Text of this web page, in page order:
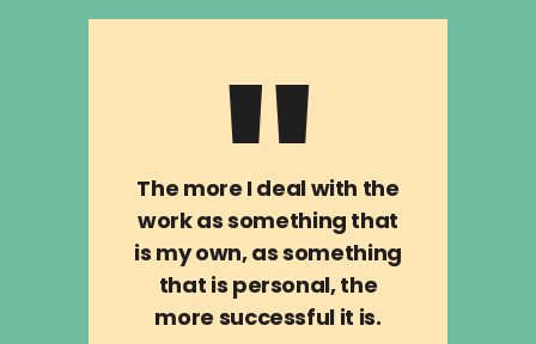
The more I deal with the
work as something that
is my own, as something
that is personal, the
more successful it is.